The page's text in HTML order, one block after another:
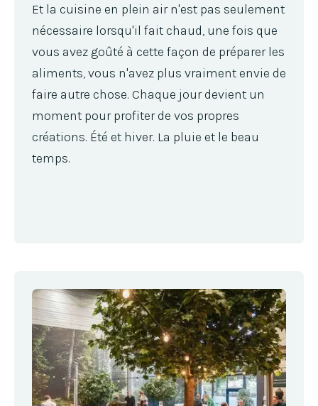
Et la cuisine en plein air n'est pas seulement
nécessaire lorsqu'il fait chaud, une fois que
vous avez goûté à cette façon de préparer les
aliments, vous n'avez plus vraiment envie de
faire autre chose. Chaque jour devient un
moment pour profiter de vos propres
créations. Été et hiver. La pluie et le beau
temps.